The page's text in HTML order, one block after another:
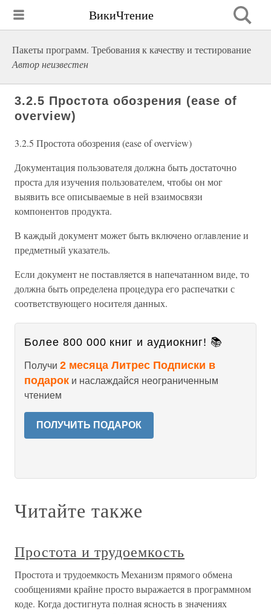
ВикиЧтение
Пакеты программ. Требования к качеству и тестирование
Автор неизвестен
3.2.5 Простота обозрения (ease of
overview)
3.2.5 Простота обозрения (ease of overview)
Документация пользователя должна быть достаточно
проста для изучения пользователем, чтобы он мог
выявить все описываемые в ней взаимосвязи
компонентов продукта.
В каждый документ может быть включено оглавление и
предметный указатель.
Если документ не поставляется в напечатанном виде, то
должна быть определена процедура его распечатки с
соответствующего носителя данных.
Более 800 000 книг и аудиокниг! 📚
Получи 2 месяца Литрес Подписки в
подарок и наслаждайся неограниченным
чтением
ПОЛУЧИТЬ ПОДАРОК
Читайте также
Простота и трудоемкость
Простота и трудоемкость Механизм прямого обмена
сообщениями крайне просто выражается в программном
коде. Когда достигнута полная ясность в значениях